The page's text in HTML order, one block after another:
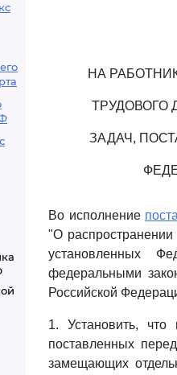
НА
ТРУДОВОГО
ЗАДАЧ,
Во исполнение
"О распространении
установленных
федеральными
Российской
1. Установить,
поставленных
замещающих